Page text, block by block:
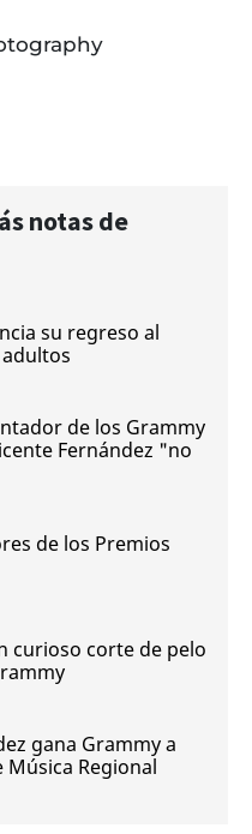
notas de
su regreso al
de los Grammy
Fernández "no
de los Premios
curioso corte de pelo
gana Grammy a
Regional